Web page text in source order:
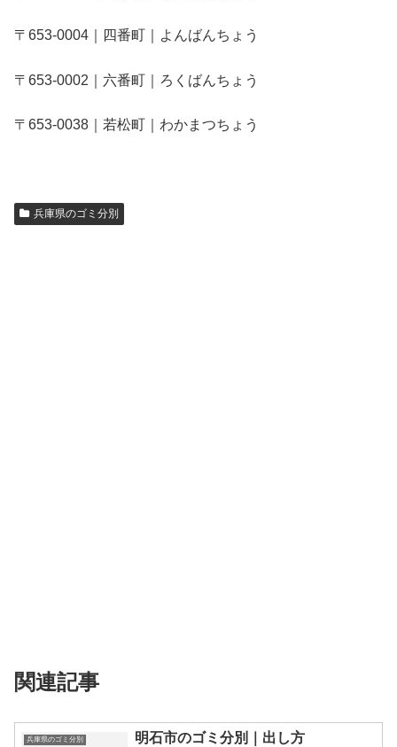
〒653-0004｜四番町｜よんばんちょう
〒653-0002｜六番町｜ろくばんちょう
〒653-0038｜若松町｜わかまつちょう
兵庫県のゴミ分別
関連記事
兵庫県のゴミ分別 明石市のゴミ分別｜出し方